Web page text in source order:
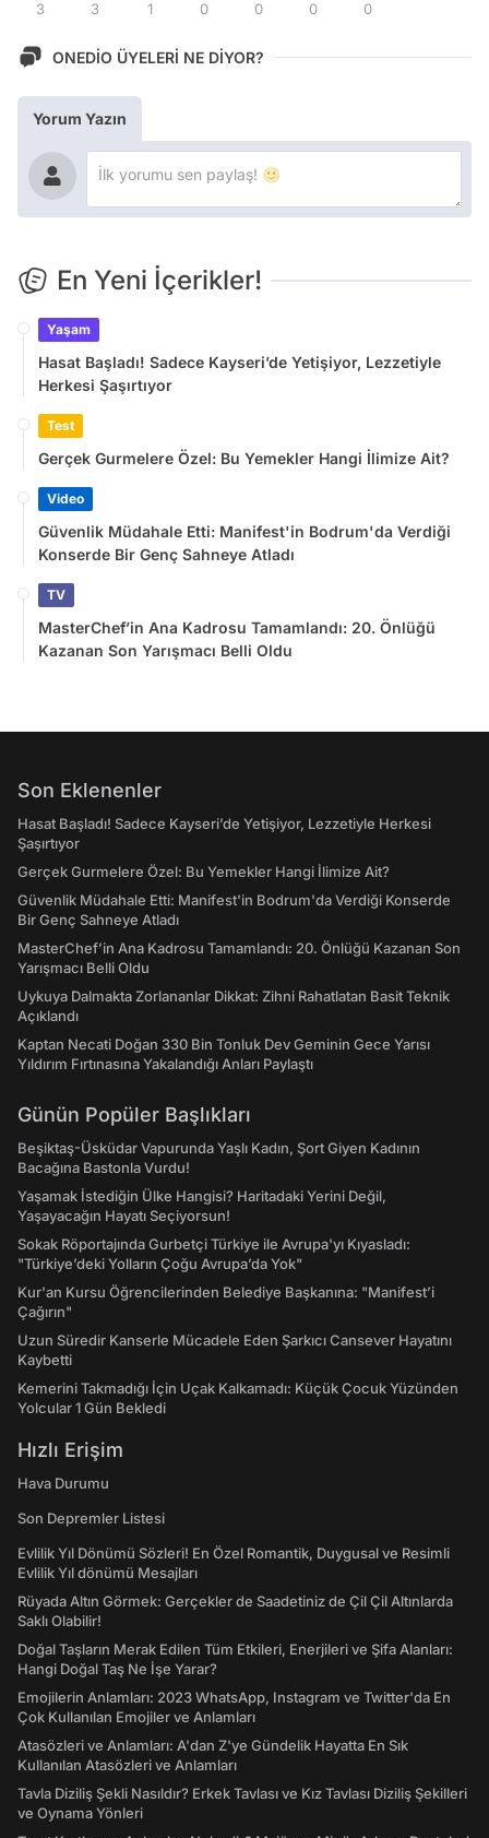
3 3 1 0 0 0 0
ONEDİO ÜYELERİ NE DİYOR?
Yorum Yazın
En Yeni İçerikler!
Yaşam
Hasat Başladı! Sadece Kayseri’de Yetişiyor, Lezzetiyle
Herkesi Şaşırtıyor
Test
Gerçek Gurmelere Özel: Bu Yemekler Hangi İlimize Ait?
Video
Güvenlik Müdahale Etti: Manifest'in Bodrum'da Verdiği
Konserde Bir Genç Sahneye Atladı
TV
MasterChef’in Ana Kadrosu Tamamlandı: 20. Önlüğü
Kazanan Son Yarışmacı Belli Oldu
Son Eklenenler
Hasat Başladı! Sadece Kayseri’de Yetişiyor, Lezzetiyle Herkesi
Şaşırtıyor
Gerçek Gurmelere Özel: Bu Yemekler Hangi İlimize Ait?
Güvenlik Müdahale Etti: Manifest'in Bodrum'da Verdiği Konserde
Bir Genç Sahneye Atladı
MasterChef’in Ana Kadrosu Tamamlandı: 20. Önlüğü Kazanan Son
Yarışmacı Belli Oldu
Uykuya Dalmakta Zorlananlar Dikkat: Zihni Rahatlatan Basit Teknik
Açıklandı
Kaptan Necati Doğan 330 Bin Tonluk Dev Geminin Gece Yarısı
Yıldırım Fırtınasına Yakalandığı Anları Paylaştı
Günün Popüler Başlıkları
Beşiktaş-Üsküdar Vapurunda Yaşlı Kadın, Şort Giyen Kadının
Bacağına Bastonla Vurdu!
Yaşamak İstediğin Ülke Hangisi? Haritadaki Yerini Değil,
Yaşayacağın Hayatı Seçiyorsun!
Sokak Röportajında Gurbetçi Türkiye ile Avrupa'yı Kıyasladı:
"Türkiye’deki Yolların Çoğu Avrupa’da Yok"
Kur'an Kursu Öğrencilerinden Belediye Başkanına: "Manifest’i
Çağırın"
Uzun Süredir Kanserle Mücadele Eden Şarkıcı Cansever Hayatını
Kaybetti
Kemerini Takmadığı İçin Uçak Kalkamadı: Küçük Çocuk Yüzünden
Yolcular 1 Gün Bekledi
Hızlı Erişim
Hava Durumu
Son Depremler Listesi
Evlilik Yıl Dönümü Sözleri! En Özel Romantik, Duygusal ve Resimli
Evlilik Yıl dönümü Mesajları
Rüyada Altın Görmek: Gerçekler de Saadetiniz de Çil Çil Altınlarda
Saklı Olabilir!
Doğal Taşların Merak Edilen Tüm Etkileri, Enerjileri ve Şifa Alanları:
Hangi Doğal Taş Ne İşe Yarar?
Emojilerin Anlamları: 2023 WhatsApp, Instagram ve Twitter'da En
Çok Kullanılan Emojiler ve Anlamları
Atasözleri ve Anlamları: A'dan Z'ye Gündelik Hayatta En Sık
Kullanılan Atasözleri ve Anlamları
Tavla Diziliş Şekli Nasıldır? Erkek Tavlası ve Kız Tavlası Diziliş Şekilleri
ve Oynama Yönleri